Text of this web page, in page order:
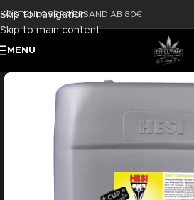
Skip to navigation
Skip to main content
KOSTENLOSER VERSAND AB 80€
MENU